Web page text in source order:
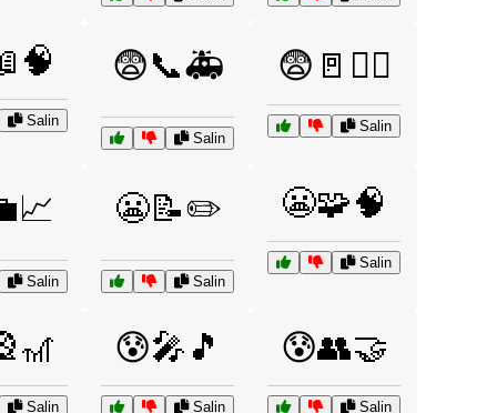
Salin
😨📞🚑
Salin
😨🚪🏃‍♂️
Salin
Salin
😬📝✏️
Salin
😬🧩🧠
Salin
Salin
😰🎤🎵
Salin
😰👥🤝
Salin